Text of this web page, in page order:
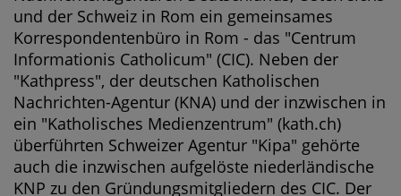
und der Schweiz in Rom ein gemeinsames
Korrespondentenbüro in Rom - das "Centrum
Informationis Catholicum" (CIC). Neben der
"Kathpress", der deutschen Katholischen
Nachrichten-Agentur (KNA) und der inzwischen in
ein "Katholisches Medienzentrum" (kath.ch)
überführten Schweizer Agentur "Kipa" gehörte
auch die inzwischen aufgelöste niederländische
KNP zu den Gründungsmitgliedern des CIC. Der